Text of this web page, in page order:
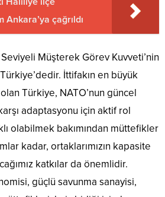
Ankara’ya çağrıldı
Seviyeli Müşterek Görev Kuvveti’nin
İttifakın en büyük
Türkiye, NATO’nun güncel
adaptasyonu için aktif rol
olabilmek bakımından müttefikler
kadar, ortaklarımızın kapasite
katkılar da önemlidir.
güçlü savunma sanayisi,